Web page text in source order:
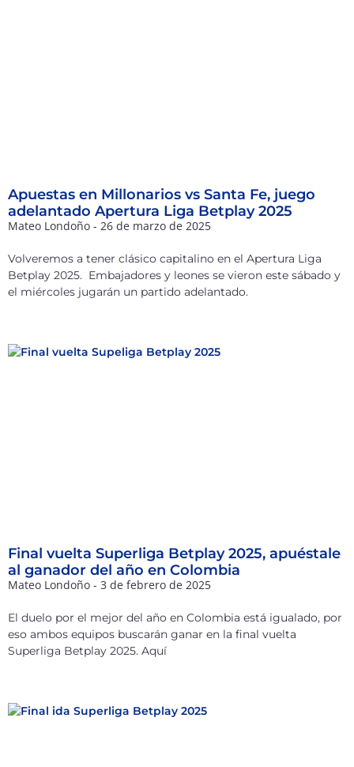
Apuestas en Millonarios vs Santa Fe, juego
adelantado Apertura Liga Betplay 2025
Mateo Londoño 26 de marzo de 2025
Volveremos a tener clásico capitalino en el Apertura Liga
Betplay 2025. Embajadores y leones se vieron este sábado y
el miércoles jugarán un partido adelantado.
Final vuelta Superliga Betplay 2025, apuéstale
al ganador del año en Colombia
Mateo Londoño 3 de febrero de 2025
El duelo por el mejor del año en Colombia está igualado, por
eso ambos equipos buscarán ganar en la final vuelta
Superliga Betplay 2025. Aquí